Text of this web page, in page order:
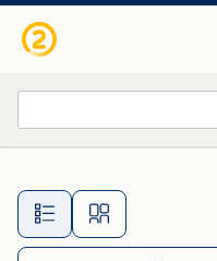
Alle